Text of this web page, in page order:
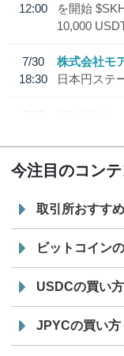
12:00
を開始
10,000
7/30
18:30
株式会社モ
日本円ステ
7/29
SBI VCト
今注目のコン
取引所おすす
ビットコイン
USDCの買い方
JPYCの買い方